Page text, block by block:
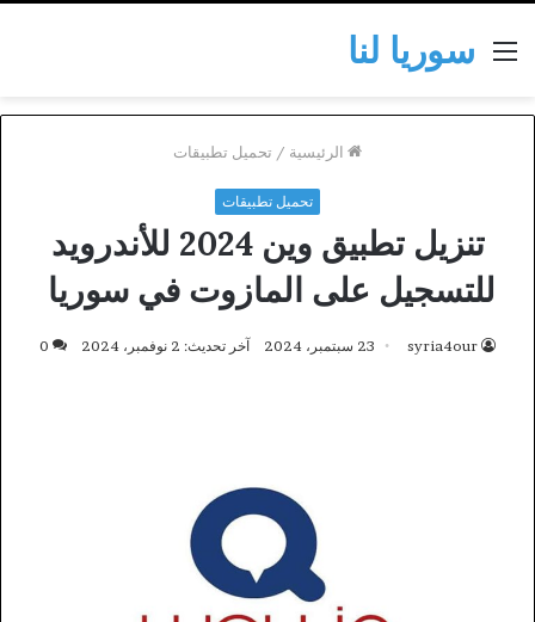
سوريا لناالقائمة
الرئيسية / تحميل تطبيقات
تحميل تطبيقات
تنزيل تطبيق وين 2024 للأندرويد
للتسجيل على المازوت في سوريا
syria4our 23 سبتمبر، 2024 آخر تحديث: 2 نوفمبر، 2024 0